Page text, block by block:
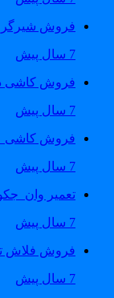
فروش شیرگروهه۸۸۰۴۲۱۷۴_تعمیر
فروش کاشی دکوراتیو۸۸۰۴۲۱۷۴_فروش
فروش کاشی
تعمیر وان_جکوزی_
فروش فلاش تانک